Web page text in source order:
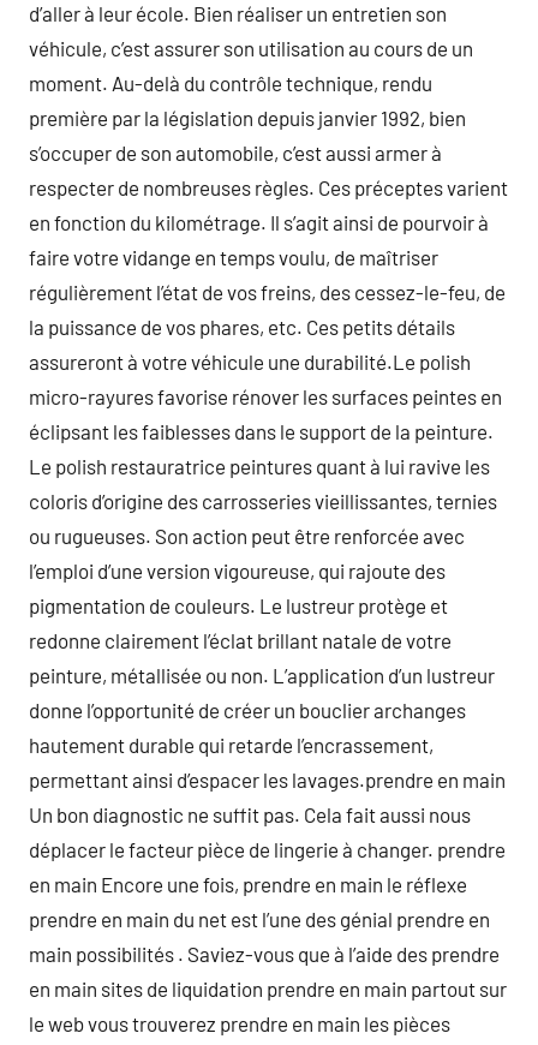
d’aller à leur école. Bien réaliser un entretien son
véhicule, c’est assurer son utilisation au cours de un
moment. Au-delà du contrôle technique, rendu
première par la législation depuis janvier 1992, bien
s’occuper de son automobile, c’est aussi armer à
respecter de nombreuses règles. Ces préceptes varient
en fonction du kilométrage. Il s’agit ainsi de pourvoir à
faire votre vidange en temps voulu, de maîtriser
régulièrement l’état de vos freins, des cessez-le-feu, de
la puissance de vos phares, etc. Ces petits détails
assureront à votre véhicule une durabilité.Le polish
micro-rayures favorise rénover les surfaces peintes en
éclipsant les faiblesses dans le support de la peinture.
Le polish restauratrice peintures quant à lui ravive les
coloris d’origine des carrosseries vieillissantes, ternies
ou rugueuses. Son action peut être renforcée avec
l’emploi d’une version vigoureuse, qui rajoute des
pigmentation de couleurs. Le lustreur protège et
redonne clairement l’éclat brillant natale de votre
peinture, métallisée ou non. L’application d’un lustreur
donne l’opportunité de créer un bouclier archanges
hautement durable qui retarde l’encrassement,
permettant ainsi d’espacer les lavages.prendre en main
Un bon diagnostic ne suffit pas. Cela fait aussi nous
déplacer le facteur pièce de lingerie à changer. prendre
en main Encore une fois, prendre en main le réflexe
prendre en main du net est l’une des génial prendre en
main possibilités . Saviez-vous que à l’aide des prendre
en main sites de liquidation prendre en main partout sur
le web vous trouverez prendre en main les pièces